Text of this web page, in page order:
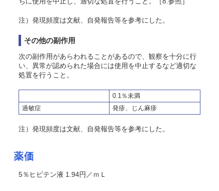
注）発現頻度は文献、自発報告等を参考にした。
その他の副作用
次の副作用があらわれることがあるので、観察を十分に行
い、異常が認められた場合には使用を中止するなど適切な
処置を行うこと。
0.1％未満
過敏症
発疹、じん麻疹
注）発現頻度は文献、自発報告等を参考にした。
薬価
5％ヒビテン液 1.94円／ｍＬ